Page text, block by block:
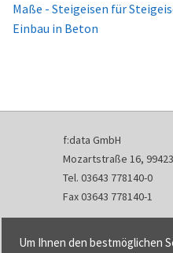
Maße - Steigeisen für
Einbau in Beton
f:data GmbH
Mozartstraße 16,
Tel. 03643 778140-0
Fax 03643 778140-1
info@fdata.de
Um Ihnen den bestmöglichen